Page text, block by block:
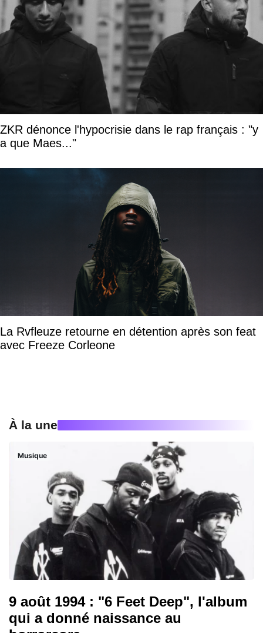
ZKR dénonce l'hypocrisie dans le rap français : "y
a que Maes..."
La Rvfleuze retourne en détention après son feat
avec Freeze Corleone
À la une
Musique
9 août 1994 : "6 Feet Deep", l'album
qui a donné naissance au